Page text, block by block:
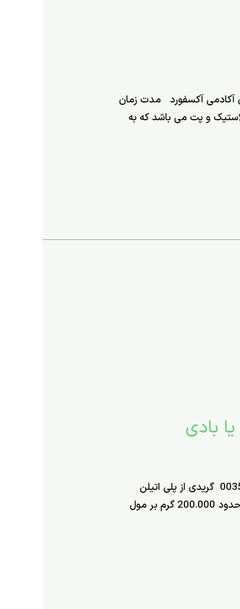
آکادمی آکسفورد مدت زمان
کارخانه بازیافت پلاستیک و پت می باشد که به
مشخصات و شرایط فرایند پلی اتیلن سنگین 0035 HDPE HB گرید قالب گیری دمشی یا بادی 1- ساختار: 1-0035HB گریدی از پلی اتیلن
سنگین است و دارای زنجیر هایی خطی با شاخه های جانبی کوتاه دو کربنی (کومونومر 1-بوتن) است.0035HB حدود 200.000 گرم بر مول